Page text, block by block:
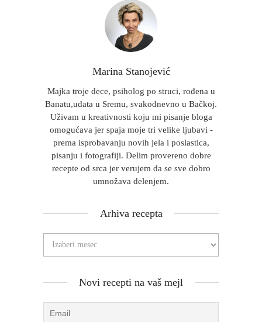
Marina Stanojević
Majka troje dece, psiholog po struci, rođena u
Banatu,udata u Sremu, svakodnevno u Bačkoj.
Uživam u kreativnosti koju mi pisanje bloga
omogućava jer spaja moje tri velike ljubavi -
prema isprobavanju novih jela i poslastica,
pisanju i fotografiji. Delim provereno dobre
recepte od srca jer verujem da se sve dobro
umnožava delenjem.
Arhiva recepta
Novi recepti na vaš mejl